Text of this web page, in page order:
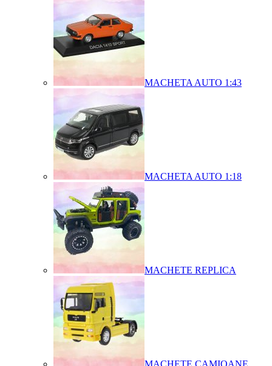
MACHETA AUTO 1:43
MACHETA AUTO 1:18
MACHETE REPLICA
MACHETE CAMIOANE